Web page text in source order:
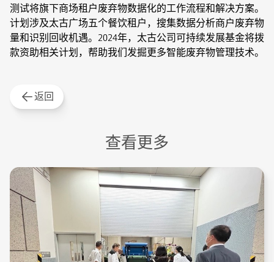
测试将旗下商场租户废弃物数据化的工作流程和解决方案。
计划涉及太古广场五个餐饮租户，搜集数据分析商户废弃物
量和识别回收机遇。2024年，太古公司可持续发展基金将拨
款资助相关计划，帮助我们发掘更多智能废弃物管理技术。
返回
查看更多